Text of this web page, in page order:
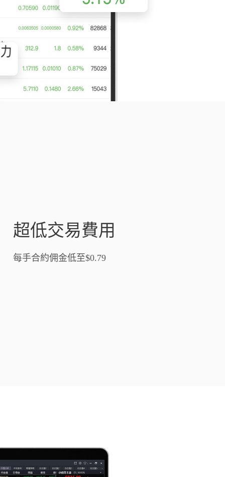
超低交易費用
每手合約佣金低至$0.79